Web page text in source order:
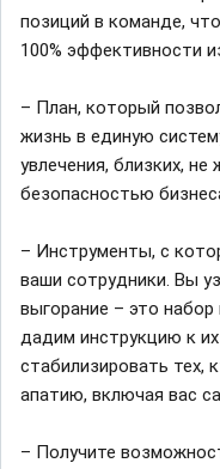
позиций в команде,
100% эффективности
– План, который
жизнь в единую
увлечения, близких, не
безопасностью
– Инструменты, с
ваши сотрудники. Вы
выгорание – это
дадим инструкцию к
стабилизировать тех,
апатию, включая вас
– Получите